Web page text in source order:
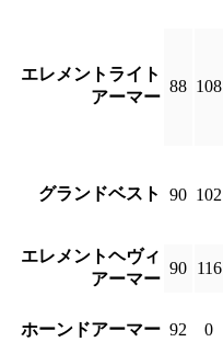
エレメントライト
アーマー
88 108
グランドベスト 90 102
エレメントヘヴィ
アーマー
90 116
ホーンドアーマー 92 0